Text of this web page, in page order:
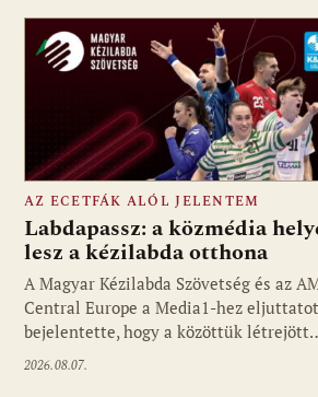
Fotó: media1.hu
AZ ECETFÁK ALÓL JELENTEM
Labdapassz: a közmédia
lesz a kézilabda otthona
A Magyar Kézilabda Szövetség és az
Central Europe a Media1-hez
bejelentette, hogy a közöttük
2026.08.07.